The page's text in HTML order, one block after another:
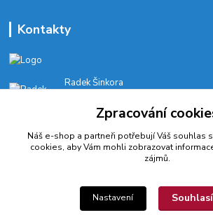
Kontakty
Radek Šinkora
E-SHOP: Po-Pá, 8-17 hod.
cyklobikesport@seznam.cz
Zpracování
Náš e-shop a partneři potřebují Váš souhlas
cookies, aby Vám mohli zobrazovat
zájmů.
Nastavení